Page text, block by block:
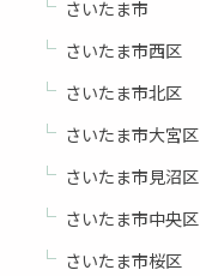
さいたま市
さいたま市西区
さいたま市北区
さいたま市大宮区
さいたま市見沼区
さいたま市中央区
さいたま市桜区